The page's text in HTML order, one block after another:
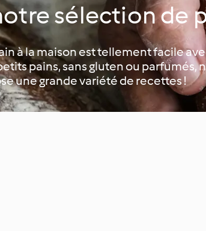
sélection de
à la maison est tellement facile
pains, sans gluten ou parfumés,
une grande variété de recettes !